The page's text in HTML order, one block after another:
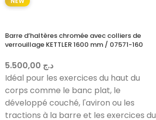
Barre d’haltères chromée avec colliers de
verrouillage KETTLER 1600 mm / 07571-160
د.ج
Idéal pour les exercices du haut du
corps comme le banc plat, le
développé couché, l'aviron ou les
tractions à la barre et les exercices du